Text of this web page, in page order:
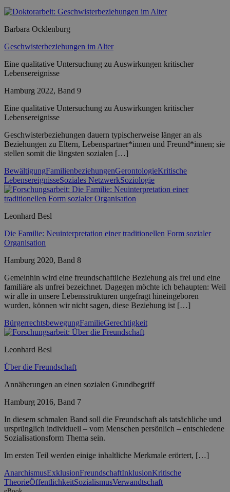
Barbara Ocklenburg
Geschwisterbeziehungen im Alter
Eine qualitative Untersuchung zu Auswirkungen kritischer
Lebensereignisse
Hamburg 2022, Band 9
Eine qualitative Untersuchung zu Auswirkungen kritischer
Lebensereignisse
Geschwisterbeziehungen dauern typischerweise länger an als
Beziehungen zu Eltern, Lebenspartner*innen und Freund*innen; sie
stellen somit die längsten sozialen […]
BewältigungFamilienbeziehungenGerontologieKritische
LebensereignisseSoziales NetzwerkSoziologie
Leonhard Besl
Die Familie: Neuinterpretation einer traditionellen Form sozialer
Organisation
Hamburg 2020, Band 8
Gemeinhin wird eine freundschaftliche Beziehung als frei und eine
familiäre als unfrei bezeichnet. Dagegen möchte ich behaupten: Weil
wir alle in unsere Lebensstrukturen ungefragt hineingeboren
wurden, können wir nicht sagen, diese Beziehung ist […]
BürgerrechtsbewegungFamilieGerechtigkeit
Leonhard Besl
Über die Freundschaft
Annäherungen an einen sozialen Grundbegriff
Hamburg 2016, Band 7
In diesem schmalen Band soll die Freundschaft als tatsächliche und
ursprünglich individuell – vom Menschen persönlich – entschiedene
Sozialisationsform Thema sein.
Im ersten Teil werden einige inhaltliche Merkmale erörtert, […]
AnarchismusExklusionFreundschaftInklusionKritische
TheorieÖffentlichkeitSozialismusVerwandtschaft